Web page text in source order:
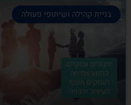
בניית קהילה ושיתופי פעולה